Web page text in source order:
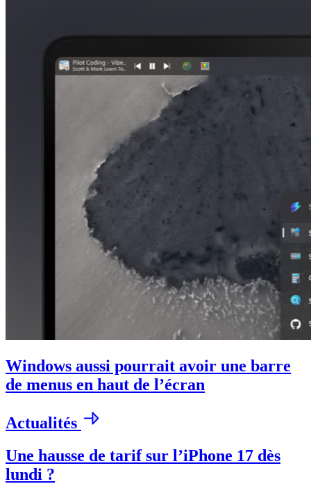
Windows aussi pourrait avoir une barre
de menus en haut de l’écran
Actualités
Une hausse de tarif sur l’iPhone 17 dès
lundi ?